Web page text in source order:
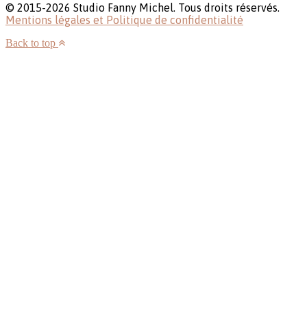
© 2015-2026 Studio Fanny Michel. Tous droits réservés.
Mentions légales et Politique de confidentialité
Back to top